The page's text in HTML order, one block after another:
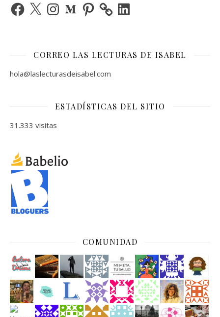
Facebook
X InstagramMediumPinterest LinkedIn
CORREO LAS LECTURAS DE ISABEL
hola@laslecturasdeisabel.com
ESTADÍSTICAS DEL SITIO
31.333 visitas
COMUNIDAD